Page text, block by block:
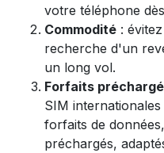
votre téléphone
Commodité :
recherche d'un
un long vol.
Forfaits
SIM
forfaits de
préchargés,